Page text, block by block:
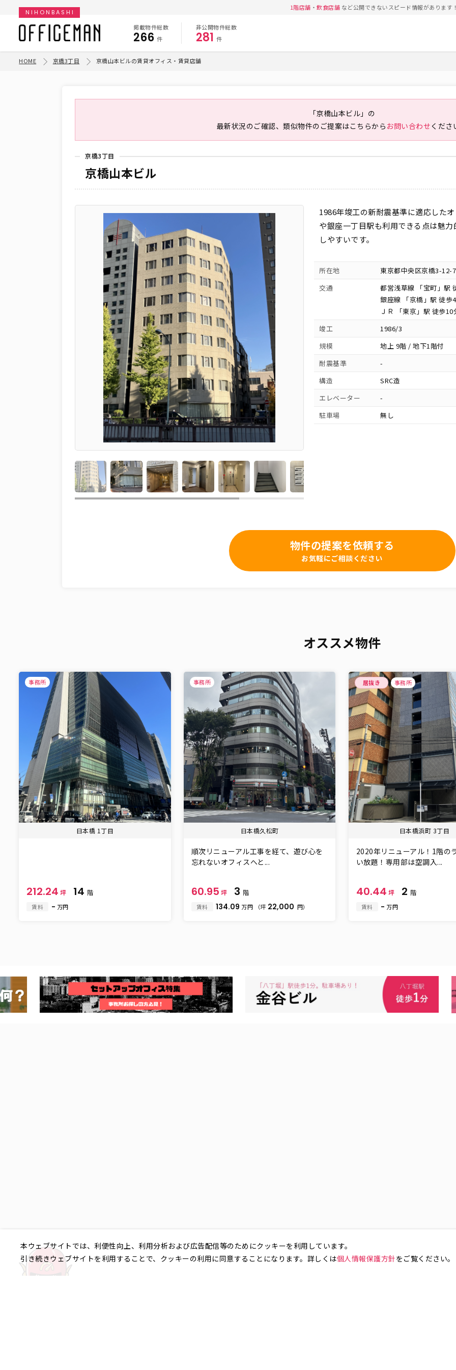
1階店舗 ・飲食店舗 など公開できないスピード情報がありま
NIHONBASHI
掲載物件総数
266 件
非公開物件総数
281 件
HOME 京橋3丁目 京橋山本ビルの賃貸オフィス・賃貸店舗
「京橋山本ビル」の
最新状況のご確認、類似物件のご提案はこちらから お問い合わせ くださ
京橋3丁目
京橋山本ビル
1986年竣工の新耐震基準に適応した
や銀座一丁目駅も利用できる点は魅
しやすいです。
所在地
東京都中央区京橋3-12-7
交通
都営浅草線 「宝町」駅
銀座線 「京橋」駅 徒歩
ＪＲ 「東京」駅 徒歩10
竣工
1986/3
規模
地上 9階 / 地下1階付
耐震基準
-
構造
SRC造
エレベーター
-
駐車場
無し
物件の提案を依頼する
お気軽にご相談ください
オススメ物件
事務所
日本橋 1丁目
212.24 坪 14 階
賃料 - 万円
事務所
日本橋久松町
順次リニューアル工事を経て、遊び心を
忘れないオフィスへと...
60.95 坪 3 階
賃料 134.09 万円 （坪 22,000 円）
居抜き 事務所
日本橋浜町 3丁目
2020年リニューアル！1階の
い放題！専用部は空調入...
40.44 坪 2 階
賃料 - 万円
本ウェブサイトでは、利便性向上、利用分析および広告配信等のためにクッキーを利用しています。
引き続きウェブサイトを利用することで、クッキーの利用に同意することになります。詳しくは個人情報保護方針をご覧ください。